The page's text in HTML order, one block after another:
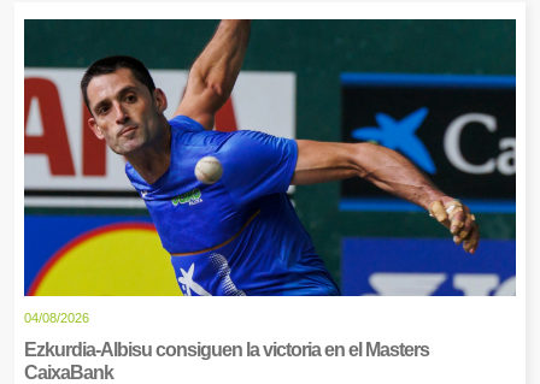
04/08/2026
Ezkurdia-Albisu consiguen la victoria en el Masters
CaixaBank